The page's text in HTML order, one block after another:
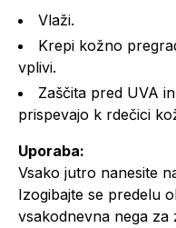
Vlaži.
Krepi kožno
vplivi.
Zaščita pred UVA
prispevajo k rdečici
Uporaba:
Vsako jutro nanesite
Izogibajte se predelu
vsakodnevna nega za